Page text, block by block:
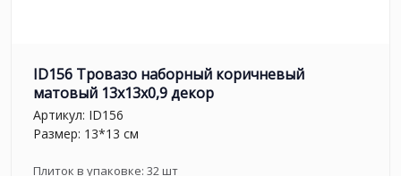
ID156 Тровазо наборный коричневый
матовый 13x13x0,9 декор
Артикул: ID156
Размер: 13*13 см
Плиток в упаковке: 32шт